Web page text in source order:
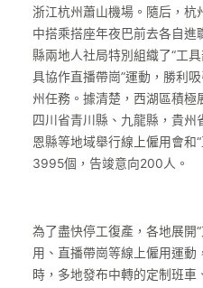
浙江杭州蕭山機場。隨后，杭
中搭乘搭座年夜巴前去各自進
縣兩地人社局特別組織了“工
具協作直播帶崗”運動，勝利
州任務。據清楚，西湖區積
四川省青川縣、九龍縣，貴
恩縣等地域舉行線上僱用會和
3995個，告竣意向200人。
為了盡快停工復產，各地展開
用、直播帶崗等線上僱用運動
時，多地發布中轉的定制班